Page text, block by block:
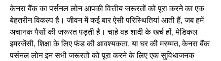
केनरा बैंक का पर्सनल लोन आपकी वित्तीय जरूरतों को पूरा करने का एक
बेहतरीन विकल्प है। जीवन में कई बार ऐसी परिस्थितियां आती हैं, जब हमें
अचानक पैसों की जरूरत पड़ती है। चाहे वह शादी के खर्च हों, मेडिकल
इमरजेंसी, शिक्षा के लिए फंड की आवश्यकता, या घर की मरम्मत, केनरा बैंक
पर्सनल लोन इन सभी जरूरतों को पूरा करने के लिए एक सुविधाजनक